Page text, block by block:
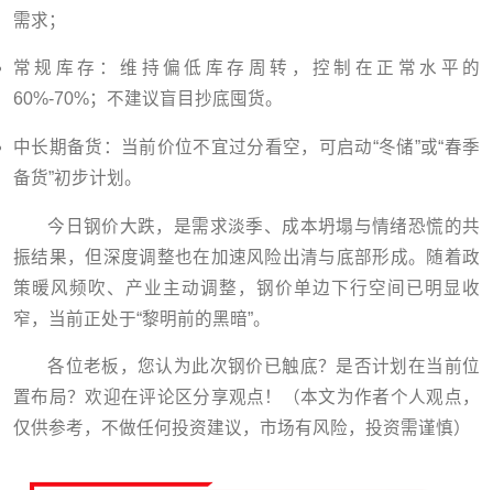
需求；
常规库存：维持偏低库存周转，控制在正常水平的
60%-70%；不建议盲目抄底囤货。
中长期备货：当前价位不宜过分看空，可启动“冬储”或“春季
备货”初步计划。
今日钢价大跌，是需求淡季、成本坍塌与情绪恐慌的共
振结果，但深度调整也在加速风险出清与底部形成。随着政
策暖风频吹、产业主动调整，钢价单边下行空间已明显收
窄，当前正处于“黎明前的黑暗”。
各位老板，您认为此次钢价已触底？是否计划在当前位
置布局？欢迎在评论区分享观点！（本文为作者个人观点，
仅供参考，不做任何投资建议，市场有风险，投资需谨慎）